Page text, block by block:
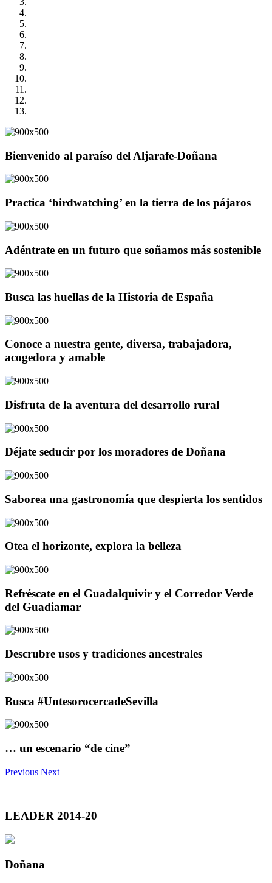
Bienvenido al paraíso del Aljarafe-Doñana
Practica ‘birdwatching’ en la tierra de los pájaros
Adéntrate en un futuro que soñamos más sostenible
Busca las huellas de la Historia de España
Conoce a nuestra gente, diversa, trabajadora,
acogedora y amable
Disfruta de la aventura del desarrollo rural
Déjate seducir por los moradores de Doñana
Saborea una gastronomía que despierta los sentidos
Otea el horizonte, explora la belleza
Refréscate en el Guadalquivir y el Corredor Verde
del Guadiamar
Descrubre usos y tradiciones ancestrales
Busca #UntesorocercadeSevilla
… un escenario “de cine”
Previous Next
LEADER 2014-20
Doñana